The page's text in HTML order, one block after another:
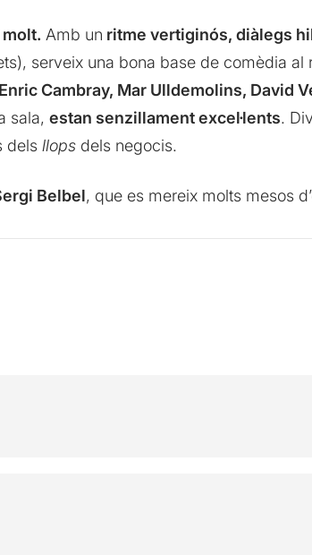
Amb un ritme vertiginós, diàlegs
serveix una bona base de comèdia al
Enric Cambray, Mar Ulldemolins, David
sala, estan senzillament excel·lents.
dels llopsdels negocis.
Belbel, que es mereix molts mesos